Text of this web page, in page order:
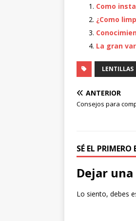
Como
¿Como
La gran
LENTILLAS
ANTERIOR
Consejos para
SÉ EL
Dejar
Lo siento, debes